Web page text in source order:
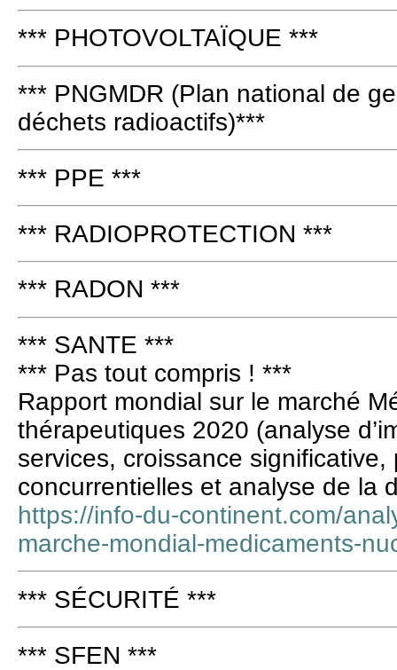
*** PHOTOVOLTAÏQUE ***
*** PNGMDR (Plan national de
déchets radioactifs)***
*** PPE ***
*** RADIOPROTECTION ***
*** RADON ***
*** SANTE ***
*** Pas tout compris ! ***
Rapport mondial sur le marché
thérapeutiques 2020 (analyse
services, croissance significative,
concurrentielles et analyse de la
https://info-du-continent.com/
marche-mondial-medicaments-
*** SÉCURITÉ ***
*** SFEN ***